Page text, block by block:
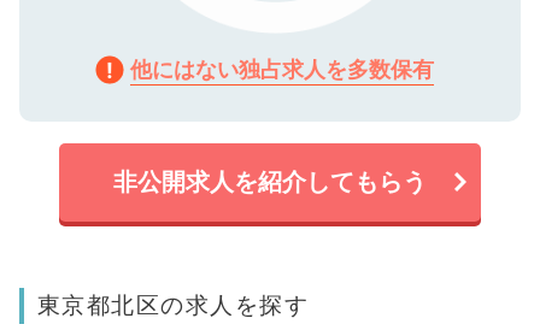
他にはない独占求人を多数保有
非公開求人を紹介してもらう
東京都北区の求人を探す